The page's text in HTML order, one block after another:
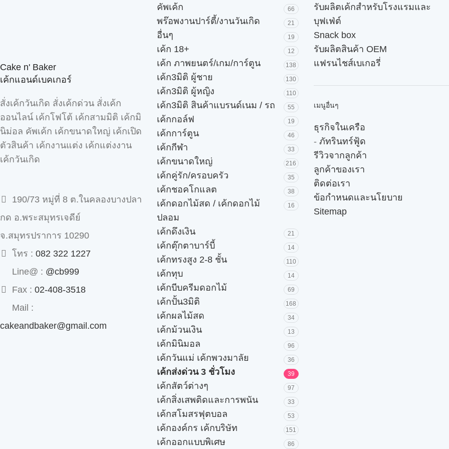
Cake n' Baker
เค้กแอนด์เบคเกอร์
สั่งเค้กวันเกิด สั่งเค้กด่วน สั่งเค้ก
ออนไลน์ เค้กโฟโต้ เค้กสามมิติ เค้กมิ
นิม่อล คัพเค้ก เค้กขนาดใหญ่ เค้กเปิด
ตัวสินค้า เค้กงานแต่ง เค้กแต่งงาน
เค้กวันเกิด
190/73 หมู่ที่ 8 ต.ในคลองบางปลา
กด อ.พระสมุทรเจดีย์
จ.สมุทรปราการ 10290
โทร : 082 322 1227
Line@ : @cb999
Fax : 02-408-3518
Mail :
cakeandbaker@gmail.com
คัพเค้ก 66
พร๊อพงานปาร์ตี้/งานวันเกิด 21
อื่นๆ 19
เค้ก 18+ 12
เค้ก ภาพยนตร์/เกม/การ์ตูน 138
เค้ก3มิติ ผู้ชาย 130
เค้ก3มิติ ผู้หญิง 110
เค้ก3มิติ สินค้าแบรนด์เนม / รถ 55
เค้กกอล์ฟ 19
เค้กการ์ตูน 46
เค้กกีฬา 33
เค้กขนาดใหญ่ 216
เค้กคู่รัก/ครอบครัว 35
เค้กชอคโกแลต 38
เค้กดอกไม้สด / เค้กดอกไม้
ปลอม
16
เค้กดึงเงิน 21
เค้กตุ๊กตาบาร์บี้ 14
เค้กทรงสูง 2-8 ชั้น 110
เค้กทุบ 14
เค้กบีบครีมดอกไม้ 69
เค้กปั้น3มิติ 168
เค้กผลไม้สด 34
เค้กม้วนเงิน 13
เค้กมินิมอล 96
เค้กวันแม่ เค้กพวงมาลัย 36
เค้กส่งด่วน 3 ชั่วโมง 39
เค้กสัตว์ต่างๆ 97
เค้กสิ่งเสพติดและการพนัน 33
เค้กสโมสรฟุตบอล 53
เค้กองค์กร เค้กบริษัท 151
เค้กออกแบบพิเศษ 86
รับผลิตเค้กสำหรับโรงแรมและ
บุฟเฟ่ต์
Snack box
รับผลิตสินค้า OEM
แฟรนไชส์เบเกอรี่
เมนูอื่นๆ
ธุรกิจในเครือ
- ภัทรินทร์ฟู้ด
รีวิวจากลูกค้า
ลูกค้าของเรา
ติดต่อเรา
ข้อกำหนดและนโยบาย
Sitemap